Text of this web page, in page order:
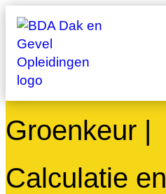
Ga
naar
de
inhoud
SEARCH
Groenkeur |
Calculatie en